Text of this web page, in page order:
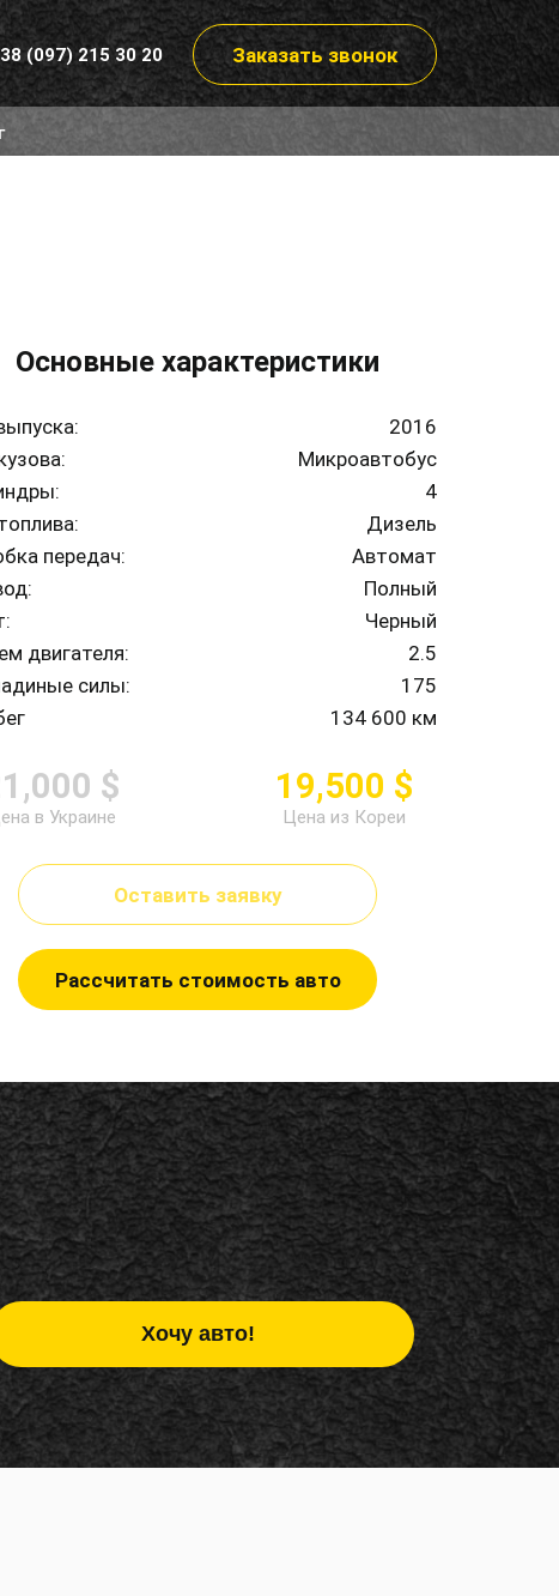
(097) 215 30 20 Заказать звонок
Основные характеристики
2016
Микроавтобус
4
Дизель
передач:
Автомат
Полный
Черный
двигателя:
2.5
силы:
175
134 600 км
$
в Украине
19,500 $
Цена из Кореи
Оставить заявку
Рассчитать стоимость авто